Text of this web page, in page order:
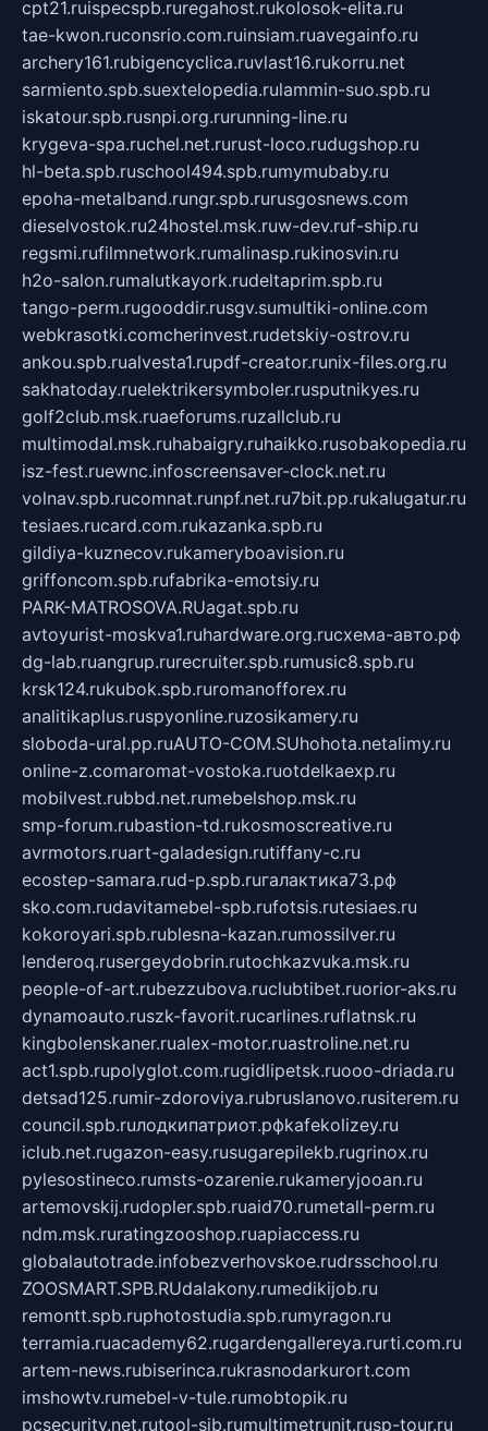
cpt21.ruispecspb.ruregahost.rukolosok-elita.ru
tae-kwon.ruconsrio.com.ruinsiam.ruavegainfo.ru
archery161.rubigencyclica.ruvlast16.rukorru.net
sarmiento.spb.suextelopedia.rulammin-suo.spb.ru
iskatour.spb.rusnpi.org.rurunning-line.ru
krygeva-spa.ruchel.net.rurust-loco.rudugshop.ru
hl-beta.spb.ruschool494.spb.rumymubaby.ru
epoha-metalband.rungr.spb.rurusgosnews.com
dieselvostok.ru24hostel.msk.ruw-dev.ruf-ship.ru
regsmi.rufilmnetwork.rumalinasp.rukinosvin.ru
h2o-salon.rumalutkayork.rudeltaprim.spb.ru
tango-perm.rugooddir.rusgv.sumultiki-online.com
webkrasotki.comcherinvest.rudetskiy-ostrov.ru
ankou.spb.rualvesta1.rupdf-creator.runix-files.org.ru
sakhatoday.ruelektrikersymboler.rusputnikyes.ru
golf2club.msk.ruaeforums.ruzallclub.ru
multimodal.msk.ruhabaigry.ruhaikko.rusobakopedia.ru
isz-fest.ruewnc.infoscreensaver-clock.net.ru
volnav.spb.rucomnat.runpf.net.ru7bit.pp.rukalugatur.ru
tesiaes.rucard.com.rukazanka.spb.ru
gildiya-kuznecov.rukameryboavision.ru
griffoncom.spb.rufabrika-emotsiy.ru
PARK-MATROSOVA.RUagat.spb.ru
avtoyurist-moskva1.ruhardware.org.ruсхема-авто.рф
dg-lab.ruangrup.rurecruiter.spb.rumusic8.spb.ru
krsk124.rukubok.spb.ruromanofforex.ru
analitikaplus.ruspyonline.ruzosikamery.ru
sloboda-ural.pp.ruAUTO-COM.SUhohota.netalimy.ru
online-z.comaromat-vostoka.ruotdelkaexp.ru
mobilvest.rubbd.net.rumebelshop.msk.ru
smp-forum.rubastion-td.rukosmoscreative.ru
avrmotors.ruart-galadesign.rutiffany-c.ru
ecostep-samara.rud-p.spb.ruгалактика73.рф
sko.com.rudavitamebel-spb.rufotsis.rutesiaes.ru
kokoroyari.spb.rublesna-kazan.rumossilver.ru
lenderoq.rusergeydobrin.rutochkazvuka.msk.ru
people-of-art.rubezzubova.ruclubtibet.ruorior-aks.ru
dynamoauto.ruszk-favorit.rucarlines.ruflatnsk.ru
kingbolenskaner.rualex-motor.ruastroline.net.ru
act1.spb.rupolyglot.com.rugidlipetsk.ruooo-driada.ru
detsad125.rumir-zdoroviya.rubruslanovo.rusiterem.ru
council.spb.ruлодкипатриот.рфkafekolizey.ru
iclub.net.rugazon-easy.rusugarepilekb.rugrinox.ru
pylesostineco.rumsts-ozarenie.rukameryjooan.ru
artemovskij.rudopler.spb.ruaid70.rumetall-perm.ru
ndm.msk.ruratingzooshop.ruapiaccess.ru
globalautotrade.infobezverhovskoe.rudrsschool.ru
ZOOSMART.SPB.RUdalakony.rumedikijob.ru
remontt.spb.ruphotostudia.spb.rumyragon.ru
terramia.ruacademy62.rugardengallereya.rurti.com.ru
artem-news.rubiserinca.rukrasnodarkurort.com
imshowtv.rumebel-v-tule.rumobtopik.ru
pcsecurity.net.rutool-sib.rumultimetrunit.rusp-tour.ru